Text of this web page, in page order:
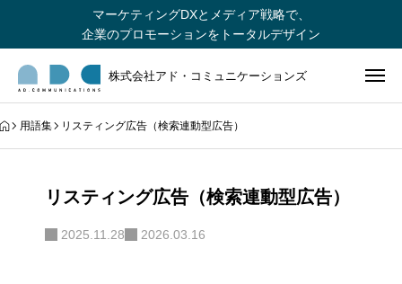
マーケティングDXとメディア戦略で、
企業のプロモーションをトータルデザイン
株式会社アド・コミュニケーションズ
用語集 リスティング広告（検索連動型広告）
リスティング広告（検索連動型広告）
2025.11.28 2026.03.16